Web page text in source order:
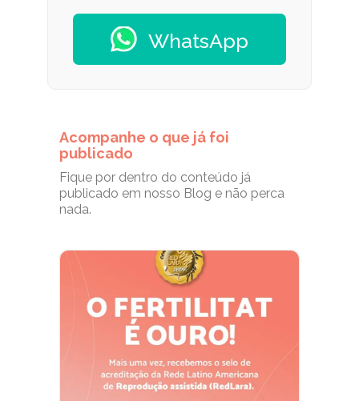
WhatsApp
Acompanhe o que já foi
publicado
Fique por dentro do conteúdo já
publicado em nosso Blog e não perca
nada.